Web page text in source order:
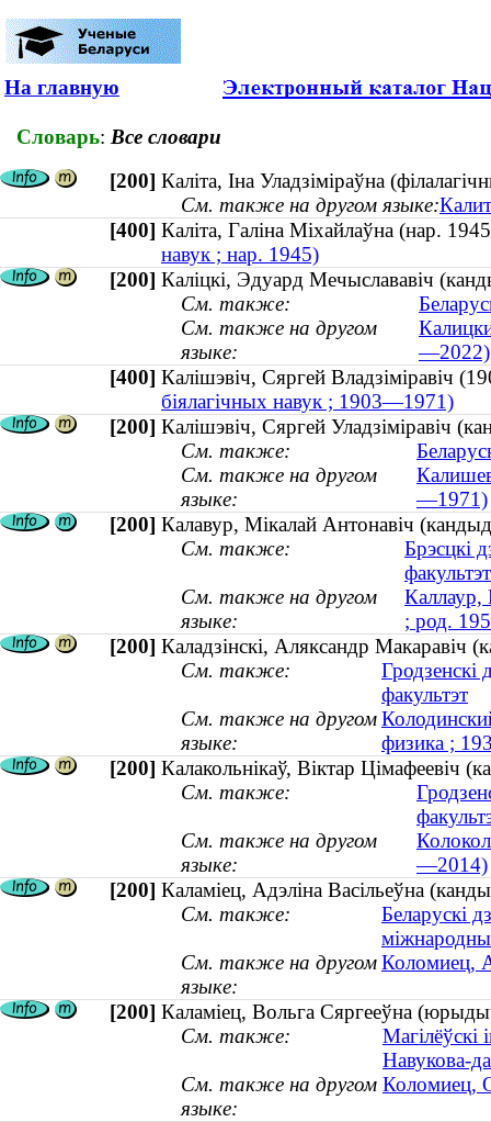
На главную
Словарь: Все словари
[200] Каліта, Іна Уладзіміраўна
См. также на другом языке:
[400] Каліта, Галіна Міхайлаўна (нар.
навук ; нар. 1945)
[200] Каліцкі, Эдуард Мечыслававіч
См. также:
См. также на другом
языке:
—2022)
[400] Калішэвіч, Сяргей
біялагічных навук ; 1903—1971)
[200] Калішэвіч, Сяргей Уладзіміравіч
См. также:
См. также на другом
языке:
—1971)
[200] Калавур, Мікалай Антонавіч
См. также:
Брэсцкі
факультэт
См. также на другом
языке:
Каллаур,
; род.
[200] Каладзінскі, Аляксандр Макаравіч
См. также:
Гродзенскі
факультэт
См. также на другом
языке:
физика ;
[200] Калакольнікаў, Віктар Цімафеевіч
См. также:
См. также на другом
языке:
—2014)
[200] Каламіец, Адэліна Васільеўна
См. также:
Беларускі
См. также на другом
языке:
Коломиец,
[200] Каламіец, Вольга Сяргееўна
См. также:
Магілёўскі
Навукова-
См. также на другом
языке:
Коломиец,